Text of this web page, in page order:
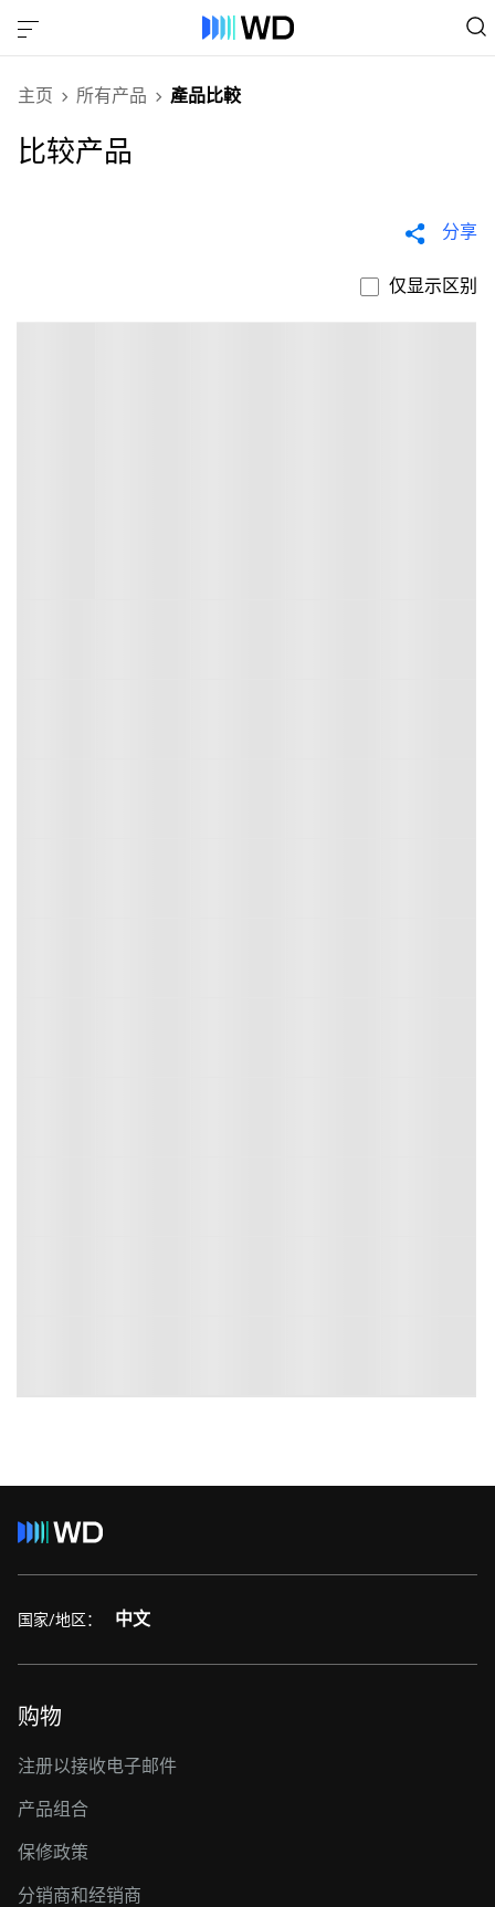
主页 所有产品 產品比較
比较产品
分享
仅显示区别
国家/地区： 中文
购物
注册以接收电子邮件
产品组合
保修政策
分销商和经销商